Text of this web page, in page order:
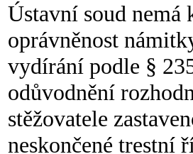
Ústavní soud
oprávněnost
vydírání podle §
odůvodnění
stěžovatele
neskončené trestní